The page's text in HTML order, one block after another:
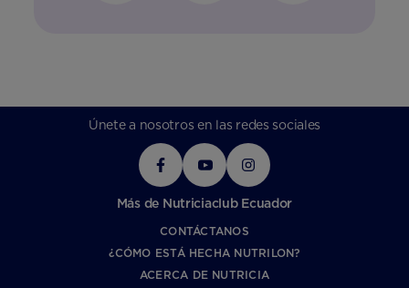
Únete a nosotros en las redes sociales
Más de Nutriciaclub Ecuador
CONTÁCTANOS
¿CÓMO ESTÁ HECHA NUTRILON?
ACERCA DE NUTRICIA